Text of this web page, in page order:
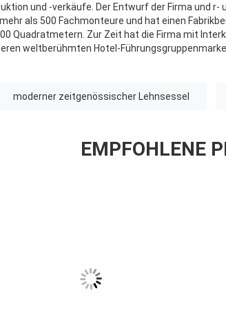
und -verkäufe. Der Entwurf der Firma und
als 500 Fachmonteure und hat einen
Quadratmetern. Zur Zeit hat die Firma mit
weltberühmten Hotel-
moderner zeitgenössischer Lehnsessel
EMPFOHLENE